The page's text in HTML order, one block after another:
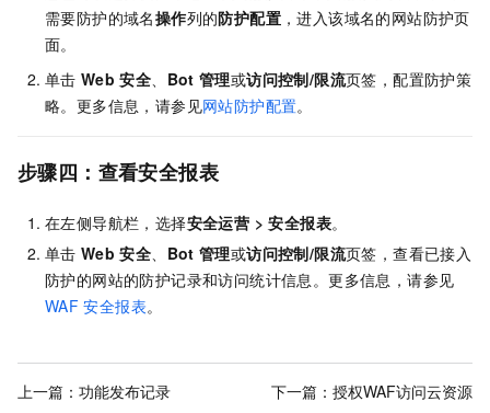
需要防护的域名操作列的防护配置 ，进入该域名的网站防护页
面。
单击 Web 安全 Bot 管理或访问控制/限流页签，配置防护策
略。更多信息，请参见网站防护配置。
步骤四：查看安全报表
在左侧导航栏，选择安全运营 >安全报表。
单击 Web 安全 Bot 管理或访问控制/限流页签，查看已接入
防护的网站的防护记录和访问统计信息。更多信息，请参见
WAF 安全报表。
上一篇： 功能发布记录 下一篇： 授权WAF访问云资源